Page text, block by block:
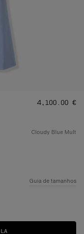
Preço:
‌4,100.00 €
cloudy blue mult
Guia de tamanhos